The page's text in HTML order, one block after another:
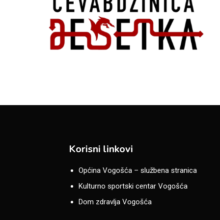
Korisni linkovi
Općina Vogošća – službena stranica
Kulturno sportski centar Vogošća
Dom zdravlja Vogošća